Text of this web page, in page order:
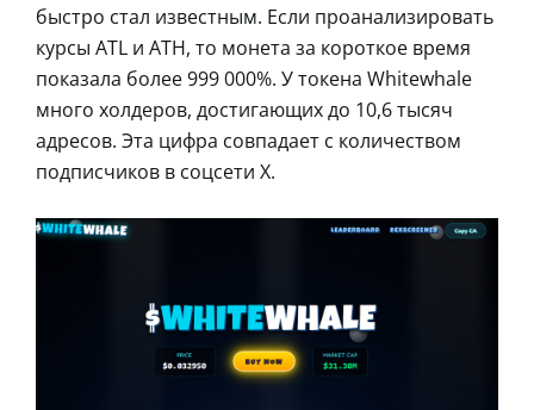
быстро стал известным. Если проанализировать
курсы ATL и ATH, то монета за короткое время
показала более 999 000%. У токена Whitewhale
много холдеров, достигающих до 10,6 тысяч
адресов. Эта цифра совпадает с количеством
подписчиков в соцсети X.